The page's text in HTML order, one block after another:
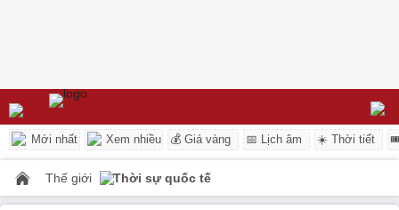
Mới nhất Xem nhiều 💰 Giá vàng 📅 Lịch âm ☀️ Thời tiết
Thế giới Thời sự quốc tế